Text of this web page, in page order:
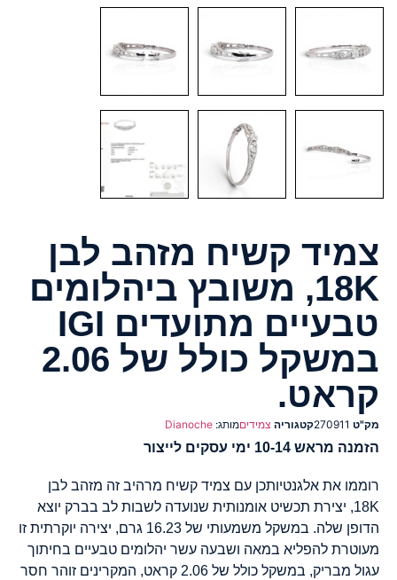
צמיד קשיח מזהב לבן
18K, משובץ ביהלומים
טבעיים מתועדים IGI
במשקל כולל של 2.06
קראט.
מק"ט 270911קטגוריה צמידיםמותג: Dianoche
הזמנה מראש 10-14 ימי עסקים לייצור
רוממו את אלגנטיותכן עם צמיד קשיח מרהיב זה מזהב לבן
18K, יצירת תכשיט אומנותית שנועדה לשבות לב בברק יוצא
הדופן שלה. במשקל משמעותי של 16.23 גרם, יצירה יוקרתית זו
מעוטרת להפליא במאה ושבעה עשר יהלומים טבעיים בחיתוך
עגול מבריק, במשקל כולל של 2.06 קראט, המקרינים זוהר חסר